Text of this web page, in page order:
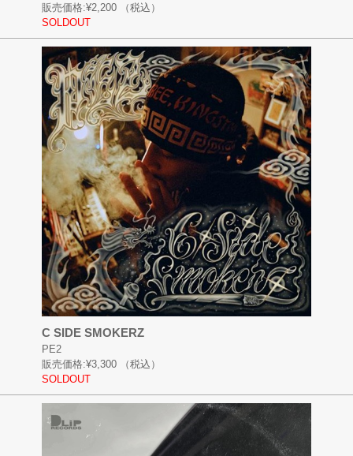
販売価格:¥2,200
（税込）
SOLDOUT
C SIDE SMOKERZ
PE2
販売価格:¥3,300
（税込）
SOLDOUT